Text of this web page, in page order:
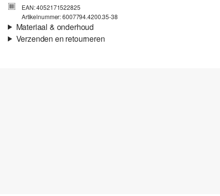
EAN: 4052171522825
Artikelnummer: 6007794.4200.35-38
Materiaal & onderhoud
Verzenden en retourneren